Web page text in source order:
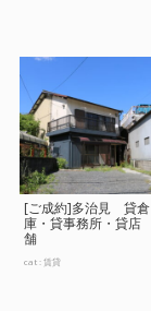
[ご成約]多治見 貸倉
庫・貸事務所・貸店
舗
cat :賃貸